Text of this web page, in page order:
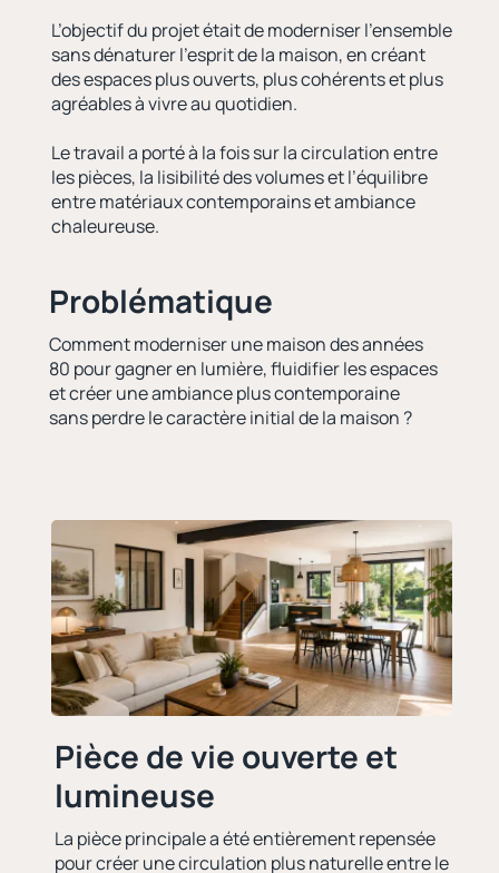
L’objectif du projet était de moderniser l’ensemble
sans dénaturer l’esprit de la maison, en créant
des espaces plus ouverts, plus cohérents et plus
agréables à vivre au quotidien.
Le travail a porté à la fois sur la circulation entre
les pièces, la lisibilité des volumes et l’équilibre
entre matériaux contemporains et ambiance
chaleureuse.
Problématique
Comment moderniser une maison des années
80 pour gagner en lumière, fluidifier les espaces
et créer une ambiance plus contemporaine
sans perdre le caractère initial de la maison ?
Pièce de vie ouverte et
lumineuse
La pièce principale a été entièrement repensée
pour créer une circulation plus naturelle entre le